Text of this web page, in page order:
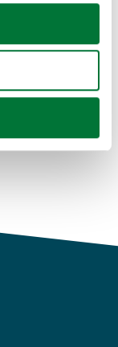
geográfica
activamente
(huellas
procesan sus
web con
y análisis